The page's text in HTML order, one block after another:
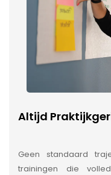
Altijd
Geen standaard
trainingen die